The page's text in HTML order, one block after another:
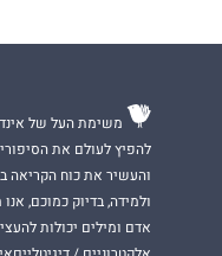
משימת העל של
להפיץ לעולם את
והעשיר את כוח הקריאה
ולמידה, בדיוק כמוכם,
אדם ומילים יכולות